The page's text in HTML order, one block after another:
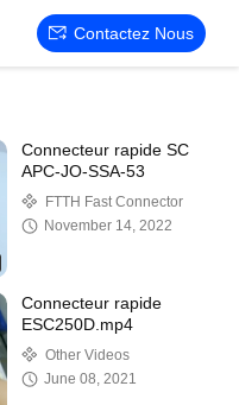
Contactez Nous
Connecteur rapide SC
APC-JO-SSA-53
FTTH Fast Connector
November 14, 2022
Connecteur rapide
ESC250D.mp4
Other Videos
June 08, 2021